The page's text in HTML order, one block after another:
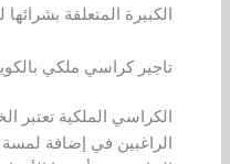
الكبيرة المتعلقة
تاجير كراسي ملكي
الكراسي الملكية تعتبر
الراغبين في إضافة